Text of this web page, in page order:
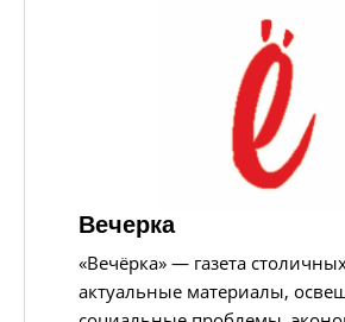
Вечерка
«Вечёрка» — газета
актуальные материалы,